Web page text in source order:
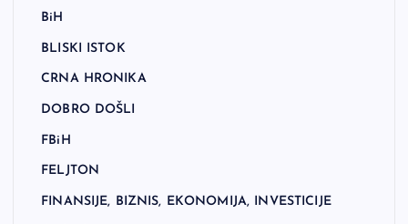
BiH
BLISKI ISTOK
CRNA HRONIKA
DOBRO DOŠLI
FBiH
FELJTON
FINANSIJE, BIZNIS, EKONOMIJA, INVESTICIJE